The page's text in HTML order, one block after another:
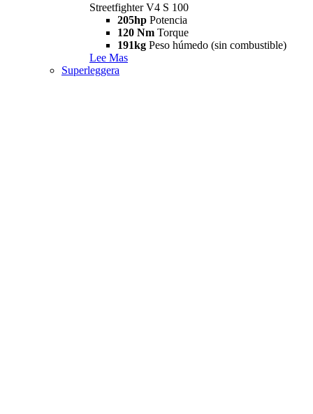
Streetfighter V4 S 100
205hp Potencia
120 Nm Torque
191kg Peso húmedo (sin combustible)
Lee Mas
Superleggera